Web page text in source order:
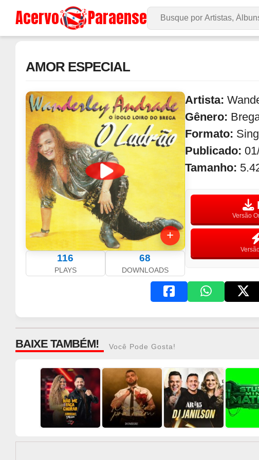
Acervo Paraense Buscar no Site
AMOR ESPECIAL
116
PLAYS
68
DOWNLOADS
Artista:
Gênero:
Formato:
Publicado:
Tamanho:
Versão
BAIXE TAMBÉM! Você Pode Gosta!